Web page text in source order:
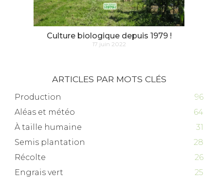
Culture biologique depuis 1979 !
17 juin 2022
ARTICLES PAR MOTS CLÉS
Production
96
Aléas et météo
64
À taille humaine
31
Semis plantation
28
Récolte
26
Engrais vert
25